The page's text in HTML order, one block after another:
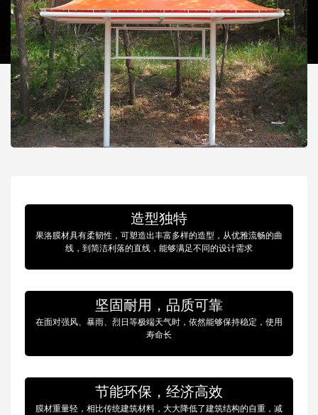
造型独特
果洛膜材具有柔韧性，可塑造出丰富多样的造型，从优雅流畅的曲
线，到简洁利落的直线，能够满足不同的设计需求
坚固耐用，品质可靠
在面对强风、暴雨、烈日等极端天气时，依然能够保持稳定，使用
寿命长
节能环保，经济高效
膜材重量轻，相比传统建筑材料，大大降低了建筑结构的自重，减